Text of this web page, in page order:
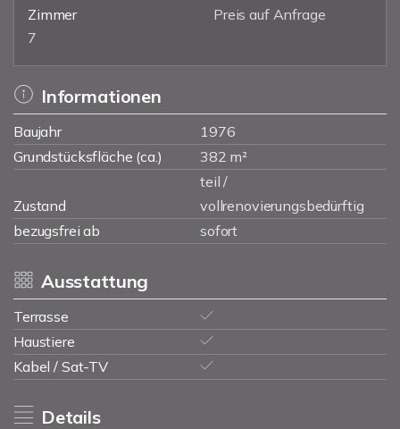
Zimmer
7
Preis auf Anfrage
Informationen
Baujahr
1976
Grundstücksfläche (ca.)
382 m²
Zustand
teil /
vollrenovierungsbedürftig
bezugsfrei ab
sofort
Ausstattung
Terrasse
Haustiere
Kabel / Sat-TV
Details